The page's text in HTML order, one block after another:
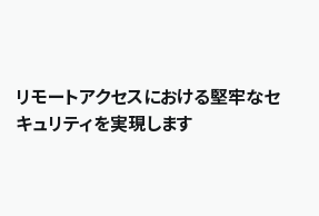
リモートアクセスにおける堅牢なセ
キュリティを実現します